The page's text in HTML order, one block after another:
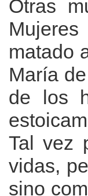
Otras
matado
María
de los
Tal vez
vidas,
sino